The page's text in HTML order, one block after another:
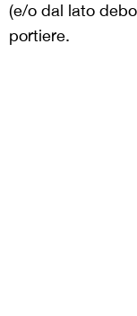
(e/o dal lato
portiere.